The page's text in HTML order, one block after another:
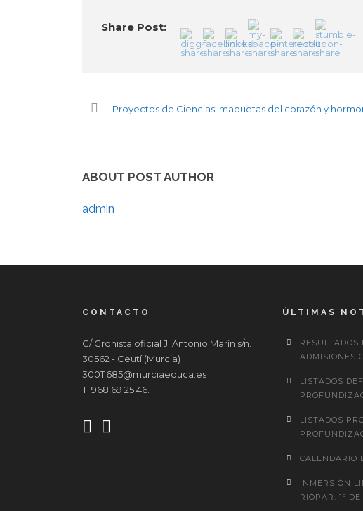
Share Post:
Proyectos de Ciencias: maquetas del corazón y
ABOUT POST AUTHOR
admin
CONTACTO
C/ Cronista oficial J. Antonio Marín s/n.
30562 - Ceutí (Murcia)
30011685@murciaeduca.es
T. 968 69 25 46.
ÚLTIMAS
RESULTADOS
ADMISIONES
LISTADOS
LISTADOS
CALENDARIO
INMERSIÓN
RIÓPAR. 1º DE